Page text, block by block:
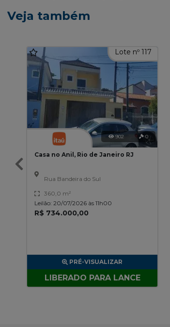
Veja também
Lote nº 117
902 0
Casa no Anil, Rio de Janeiro RJ
Rua Bandeira do Sul
360,0 m²
Leilão: 20/07/2026 às 11h00
R$ 734.000,00
PRÉ-VISUALIZAR
LIBERADO PARA LANCE